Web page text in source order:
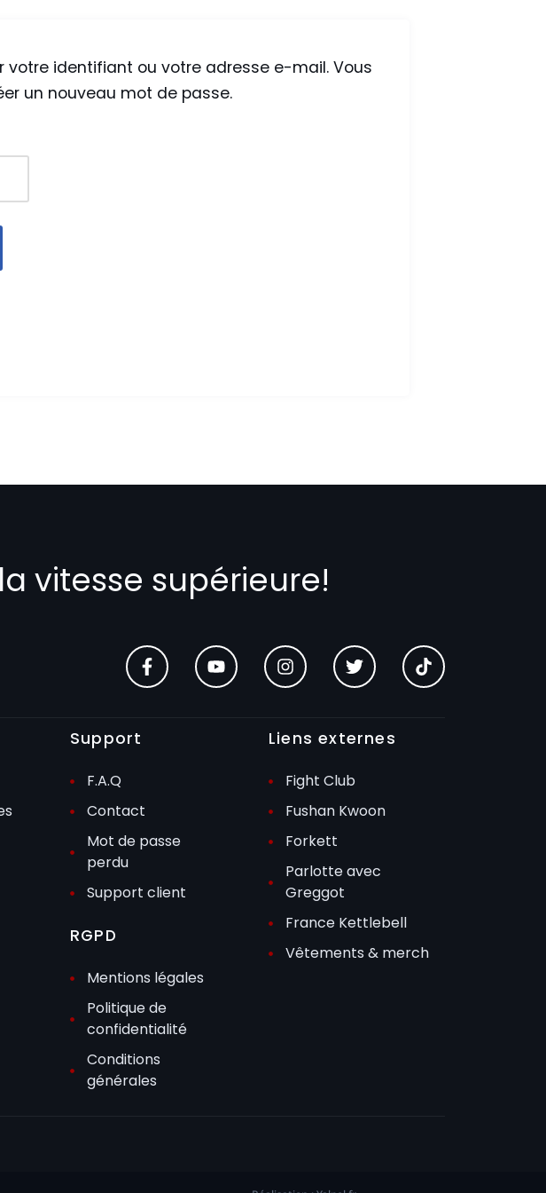
votre identifiant ou votre adresse e-mail. Vous
un nouveau mot de passe.
vitesse supérieure!
Support
F.A.Q
Contact
Mot de passe
perdu
Support client
RGPD
Mentions légales
Politique de
confidentialité
Conditions
générales
Liens externes
Fight Club
Fushan Kwoon
Forkett
Parlotte avec
Greggot
France Kettlebell
Vêtements & merch